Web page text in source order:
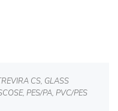
CS, GLASS
PES/PA, PVC/PES